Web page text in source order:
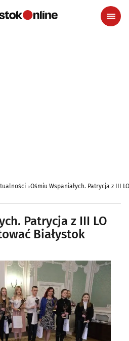
Ośmiu Wspaniałych. Patrycja z III
Patrycja z III LO
Białystok